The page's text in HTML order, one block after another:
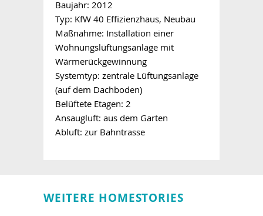
Baujahr: 2012
Typ: KfW 40 Effizienzhaus, Neubau
Maßnahme: Installation einer
Wohnungslüftungsanlage mit
Wärmerückgewinnung
Systemtyp: zentrale Lüftungsanlage
(auf dem Dachboden)
Belüftete Etagen: 2
Ansaugluft: aus dem Garten
Abluft: zur Bahntrasse
WEITERE HOMESTORIES